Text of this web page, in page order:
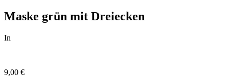
Maske grün mit Dreiecken
In
9,00 €